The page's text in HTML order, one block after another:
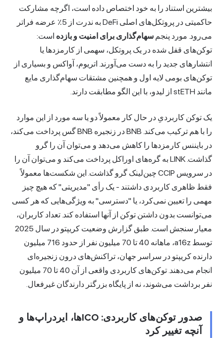
بیشترین استناد را به خود اختصاص داده است، اگرچه مشارکت
حاکمیتی در پروتکل‌های اصلی DeFi به ندرت از 5٪ عرضه فراتر
می‌رود. مورد پنجمسهام‌گذاری برای امنیت و بازدهاست:
توکن‌های قفل شده در یک پروتکل، سهمی از کارمزدها یا
انتشارهای جدید را به دست می‌آورند. اتریوم، آواکس و بسیاری از
توکن‌های بومی لایه اول و همچنین مشتقات سهام‌گذاری مایع
مانند stETH از لیدو، با این الگو مطابقت دارند.
یک توکن کاربردیِ در حال کار معمولاً دو یا سه مورد از این موارد
را با هم ترکیب می‌کند. BNB در زنجیره BNB گس پرداخت می‌کند،
در بایننس کارمزدها را کاهش می‌دهد و می‌توان آن را گرو
گذاشت. LINK به گره‌های اوراکل پرداخت می‌کند و می‌توان آن را
در سرویس CCIP چین‌لینک گرو گذاشت. این شکست‌ها معمولاً
فقط ظاهری کاربردی داشتند - یک رأی "مدیریتی" که هیچ چیز
مهمی را تعیین نمی‌کرد، یا "دسترسی" به ویژگی‌هایی که هر کسی
می‌توانست بدون داشتن توکن از آنها استفاده کند. تعداد کاربران،
معیار سنجش است. طبق گزارش وضعیت کریپتو در سال 2025
توسط a16z، ماهانه 40 تا 70 میلیون نفر از حدود 716 میلیون
دارنده کریپتو در سراسر جهان، تراکنش‌های درون زنجیره‌ای
انجام می‌دهند. توکن‌های کاربردی واقعی از آن 40 تا 70 میلیون
نفر برداشت می‌شوند، نه از پایگاه بزرگتر دارندگان غیرفعال.
صدور توکن‌های کاربردی: ICOها، ایردراپ‌ها و
آنچه تغییر کرد